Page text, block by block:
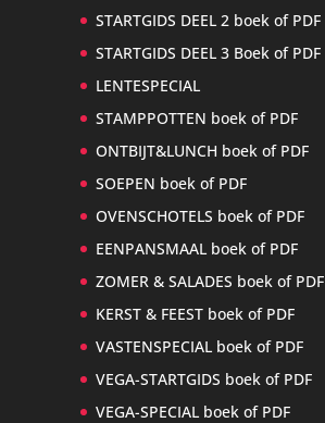
STARTGIDS DEEL 2 boek of PDF
STARTGIDS DEEL 3 Boek of PDF
LENTESPECIAL
STAMPPOTTEN boek of PDF
ONTBIJT&LUNCH boek of PDF
SOEPEN boek of PDF
OVENSCHOTELS boek of PDF
EENPANSMAAL boek of PDF
ZOMER & SALADES boek of PDF
KERST & FEEST boek of PDF
VASTENSPECIAL boek of PDF
VEGA-STARTGIDS boek of PDF
VEGA-SPECIAL boek of PDF